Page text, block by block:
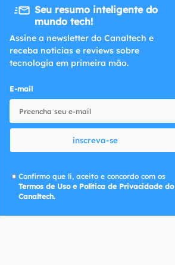
Seu resumo inteligente do
mundo tech!
Assine a newsletter do Canaltech e
receba notícias e reviews sobre
tecnologia em primeira mão.
E-mail
inscreva-se
Confirmo que li, aceito e concordo com os
Termos de Uso e Política de Privacidade do
Canaltech.